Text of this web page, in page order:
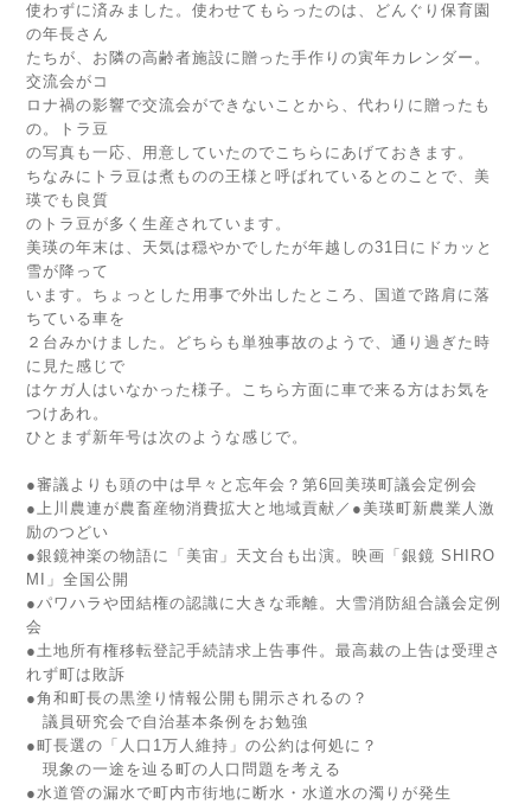
使わずに済みました。使わせてもらったのは、どんぐり保育園
の年長さん
たちが、お隣の高齢者施設に贈った手作りの寅年カレンダー。
交流会がコ
ロナ禍の影響で交流会ができないことから、代わりに贈ったも
の。トラ豆
の写真も一応、用意していたのでこちらにあげておきます。
ちなみにトラ豆は煮ものの王様と呼ばれているとのことで、美
瑛でも良質
のトラ豆が多く生産されています。
美瑛の年末は、天気は穏やかでしたが年越しの31日にドカッと
雪が降って
います。ちょっとした用事で外出したところ、国道で路肩に落
ちている車を
２台みかけました。どちらも単独事故のようで、通り過ぎた時
に見た感じで
はケガ人はいなかった様子。こちら方面に車で来る方はお気を
つけあれ。
ひとまず新年号は次のような感じで。
●審議よりも頭の中は早々と忘年会？第6回美瑛町議会定例会
●上川農連が農畜産物消費拡大と地域貢献／●美瑛町新農業人激
励のつどい
●銀鏡神楽の物語に「美宙」天文台も出演。映画「銀鏡 SHIRO
MI」全国公開
●パワハラや団結権の認識に大きな乖離。大雪消防組合議会定例
会
●土地所有権移転登記手続請求上告事件。最高裁の上告は受理さ
れず町は敗訴
●角和町長の黒塗り情報公開も開示されるの？
議員研究会で自治基本条例をお勉強
●町長選の「人口1万人維持」の公約は何処に？
現象の一途を辿る町の人口問題を考える
●水道管の漏水で町内市街地に断水・水道水の濁りが発生